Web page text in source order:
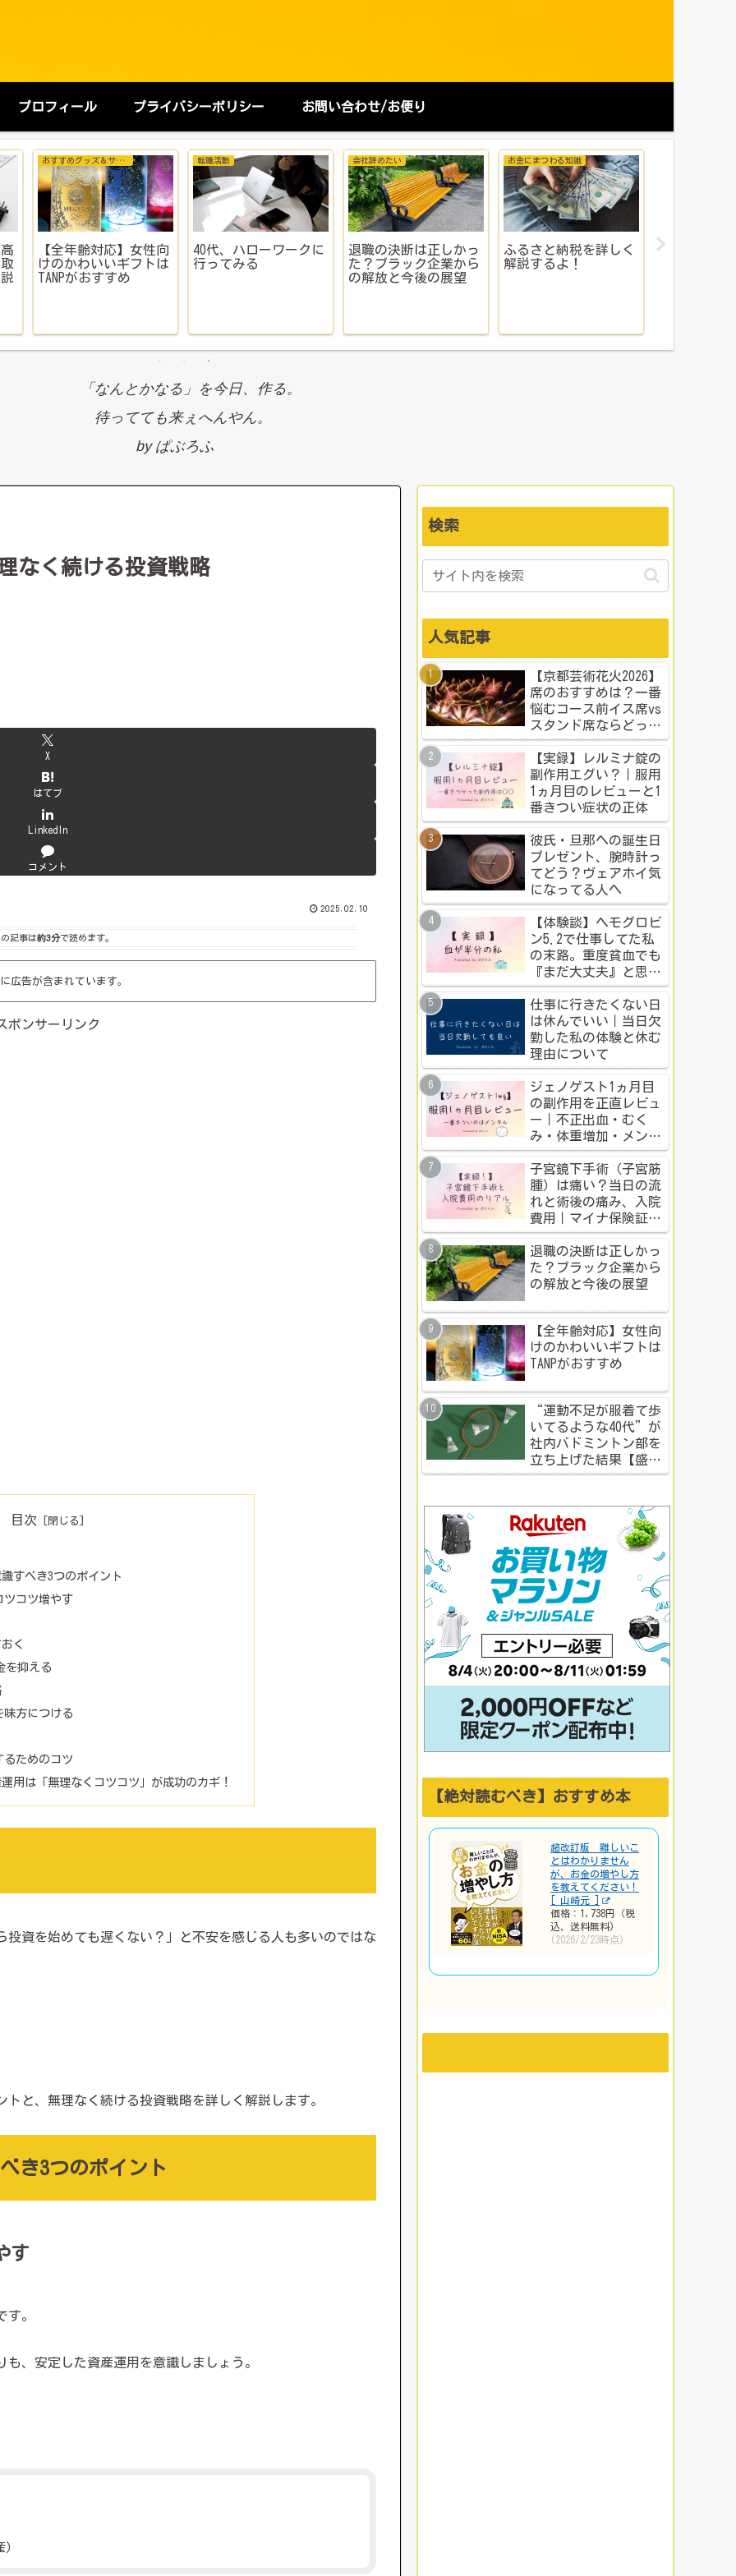
プロフィール プライバシーポリシー お問い合わせ/お便り
おすすめグッズ＆サービス
【全年齢対応】女性向
けのかわいいギフトは
TANPがおすすめ
転職活動
40代、ハローワークに
行ってみる
会社辞めたい
退職の決断は正しかっ
た？ブラック企業から
の解放と今後の展望
お金にまつわる知識
ふるさと納税を詳しく
解説するよ！
プロフィー
「なんとかなる」を今日、作る。
待ってても来ぇへんやん。
by ぱぶろふ
なく続ける投資戦略
X
はてブ
LinkedIn
コメント
2025.02.10
記事は約3分で読めます。
広告が含まれています。
ポンサーリンク
目次
すべき3つのポイント
ツコツ増やす
く
を抑える
味方につける
るためのコツ
用は「無理なくコツコツ」が成功のカギ！
資を始めても遅くない？」と不安を感じる人も多いのではな
と、無理なく続ける投資戦略を詳しく解説します。
き3つのポイント
す
す。
、安定した資産運用を意識しましょう。
検索
人気記事
【京都芸術花火2026】
席のおすすめは？一番
悩むコース前イス席vs
スタンド席ならどっ
ち？本音比較！
【実録】レルミナ錠の
副作用エグい？｜服用
1ヵ月目のレビューと1
番きつい症状の正体
彼氏・旦那への誕生日
プレゼント、腕時計っ
てどう？ヴェアホイ気
になってる人へ
【体験談】ヘモグロビ
ン5.2で仕事してた私
の末路。重度貧血でも
『まだ大丈夫』と思う
人のための警告
仕事に行きたくない日
は休んでいい｜当日欠
勤した私の体験と休む
理由について
ジェノゲスト1ヵ月目
の副作用を正直レビュ
ー｜不正出血・むく
み・体重増加・メンタ
ル変化まで【体験談】
子宮鏡下手術（子宮筋
腫）は痛い？当日の流
れと術後の痛み、入院
費用｜マイナ保険証・
公的制度で乗り切った
入院体験記全公開
退職の決断は正しかっ
た？ブラック企業から
の解放と今後の展望
【全年齢対応】女性向
けのかわいいギフトは
TANPがおすすめ
“運動不足が服着て歩
いてるような40代”が
社内バドミントン部を
立ち上げた結果【盛り
上がる社内イベント成
【絶対読むべき】おすすめ本
超改訂版 難しいこ
とはわかりません
が、お金の増やし方
を教えてください！
[ 山崎元 ]
価格：1,738円（税
込、送料無料)
(2026/2/23時点)